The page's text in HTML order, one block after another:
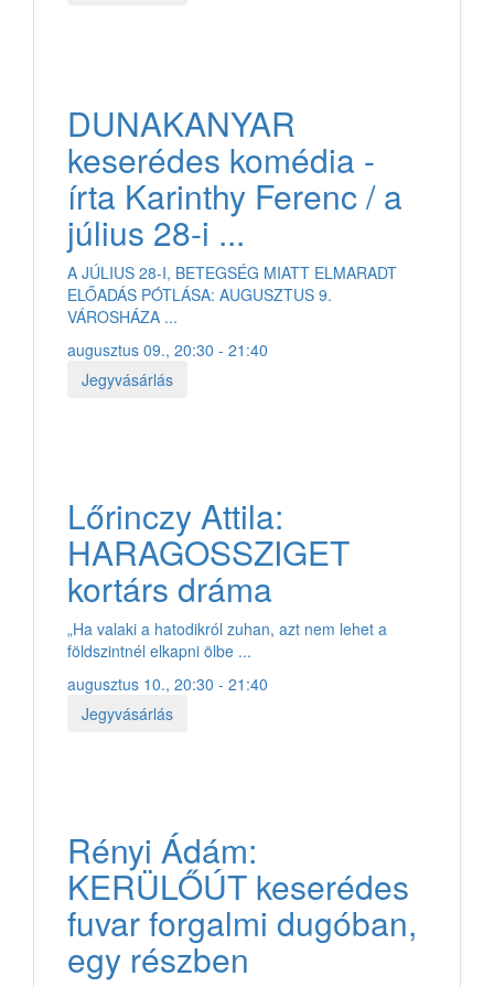
DUNAKANYAR
keserédes komédia -
írta Karinthy Ferenc / a
július 28-i ...
A JÚLIUS 28-I, BETEGSÉG MIATT ELMARADT
ELŐADÁS PÓTLÁSA: AUGUSZTUS 9.
VÁROSHÁZA ...
augusztus 09., 20:30 - 21:40
Jegyvásárlás
Lőrinczy Attila:
HARAGOSSZIGET
kortárs dráma
„Ha valaki a hatodikról zuhan, azt nem lehet a
földszintnél elkapni ölbe ...
augusztus 10., 20:30 - 21:40
Jegyvásárlás
Rényi Ádám:
KERÜLŐÚT keserédes
fuvar forgalmi dugóban,
egy részben